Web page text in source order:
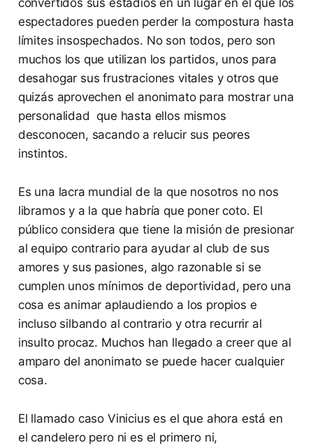
espectadores pueden perder la compostura hasta
límites insospechados. No son todos, pero son
muchos los que utilizan los partidos, unos para
desahogar sus frustraciones vitales y otros que
quizás aprovechen el anonimato para mostrar una
personalidad que hasta ellos mismos
desconocen, sacando a relucir sus peores
instintos.
Es una lacra mundial de la que nosotros no nos
libramos y a la que habría que poner coto. El
público considera que tiene la misión de presionar
al equipo contrario para ayudar al club de sus
amores y sus pasiones, algo razonable si se
cumplen unos mínimos de deportividad, pero una
cosa es animar aplaudiendo a los propios e
incluso silbando al contrario y otra recurrir al
insulto procaz. Muchos han llegado a creer que al
amparo del anonimato se puede hacer cualquier
cosa.
El llamado caso Vinicius es el que ahora está en
el candelero pero ni es el primero ni,